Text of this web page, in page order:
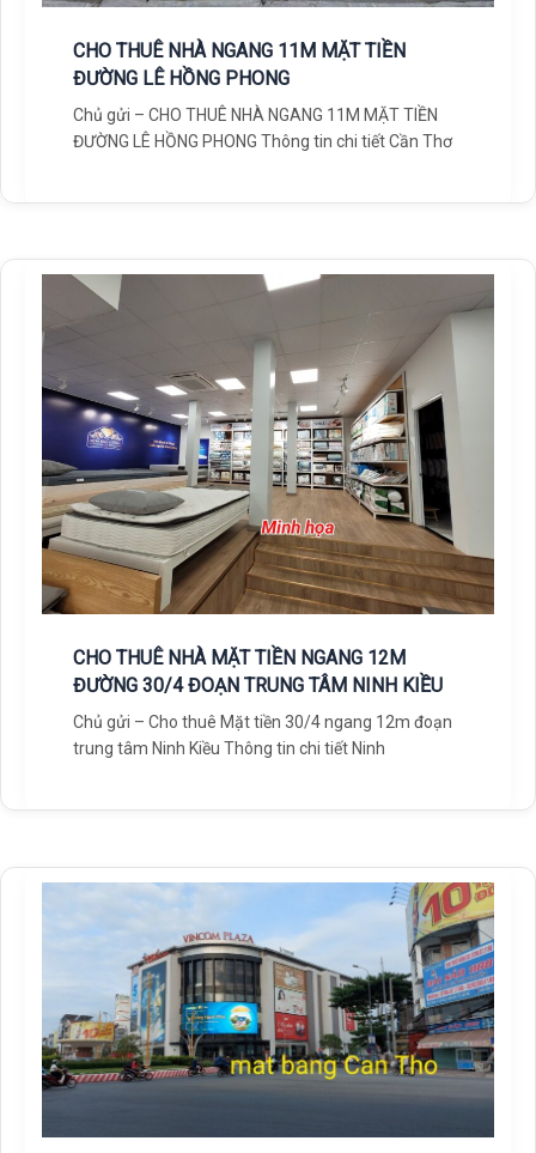
CHO THUÊ NHÀ NGANG 11M MẶT TIỀN
ĐƯỜNG LÊ HỒNG PHONG
Chủ gửi – CHO THUÊ NHÀ NGANG 11M MẶT TIỀN
ĐƯỜNG LÊ HỒNG PHONG Thông tin chi tiết Cần Thơ
CHO THUÊ NHÀ MẶT TIỀN NGANG 12M
ĐƯỜNG 30/4 ĐOẠN TRUNG TÂM NINH KIỀU
Chủ gửi – Cho thuê Mặt tiền 30/4 ngang 12m đoạn
trung tâm Ninh Kiều Thông tin chi tiết Ninh